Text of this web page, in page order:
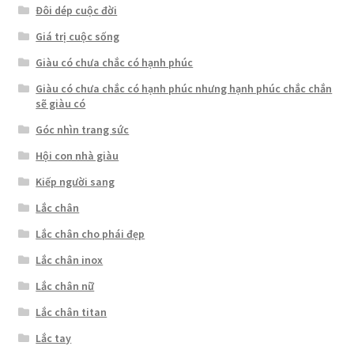
Đôi dép cuộc đời
Giá trị cuộc sống
Giàu có chưa chắc có hạnh phúc
Giàu có chưa chắc có hạnh phúc nhưng hạnh phúc chắc chắn
sẽ giàu có
Góc nhìn trang sức
Hội con nhà giàu
Kiếp người sang
Lắc chân
Lắc chân cho phái đẹp
Lắc chân inox
Lắc chân nữ
Lắc chân titan
Lắc tay